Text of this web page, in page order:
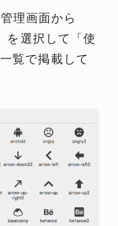
理画面から
を選択して「使
覧で掲載して